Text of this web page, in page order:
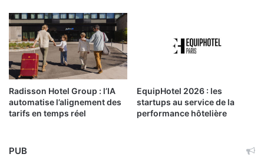
Radisson Hotel Group : l’IA
automatise l’alignement des
tarifs en temps réel
EquipHotel 2026 : les
startups au service de la
performance hôtelière
PUB